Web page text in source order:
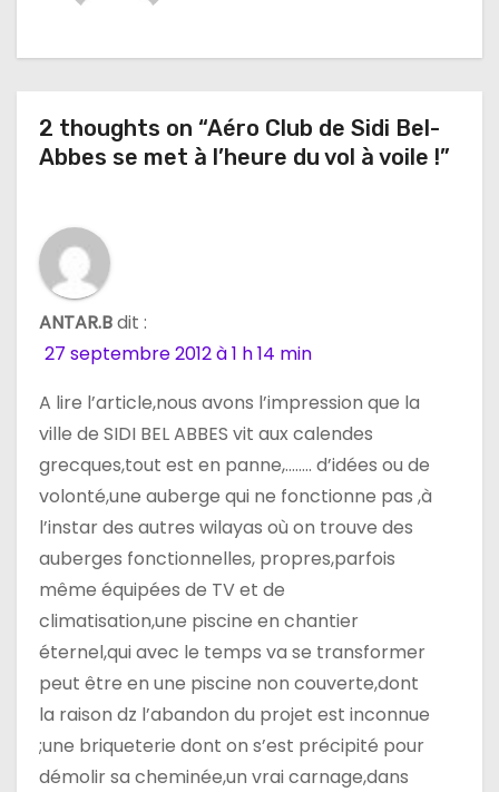
n
d
e
a
r
t
c
e
2 thoughts on “Aéro Club de Sidi Bel-
Abbes se met à l’heure du vol à voile !”
ANTAR.Bdit :
27 septembre 2012 à 1 h 14 min
A lire l’article,nous avons l’impression que la
ville de SIDI BEL ABBES vit aux calendes
grecques,tout est en panne,…….. d’idées ou de
volonté,une auberge qui ne fonctionne pas ,à
l’instar des autres wilayas où on trouve des
auberges fonctionnelles, propres,parfois
même équipées de TV et de
climatisation,une piscine en chantier
éternel,qui avec le temps va se transformer
peut être en une piscine non couverte,dont
la raison dz l’abandon du projet est inconnue
;une briqueterie dont on s’est précipité pour
démolir sa cheminée,un vrai carnage,dans